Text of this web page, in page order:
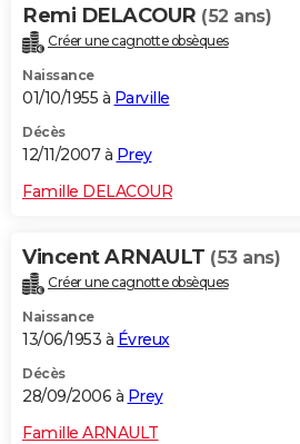
Remi DELACOUR (52 ans)
Créer une cagnotte obsèques
Naissance
01/10/1955 à Parville
Décès
12/11/2007 à Prey
Famille DELACOUR
Vincent ARNAULT (53 ans)
Créer une cagnotte obsèques
Naissance
13/06/1953 à Évreux
Décès
28/09/2006 à Prey
Famille ARNAULT